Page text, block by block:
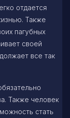
отдается
Также
пагубных
своей
все так
Также человек
стать